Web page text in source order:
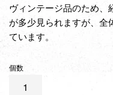
ヴィンテージ品のため、
が多少見られますが、全
ています。
個数